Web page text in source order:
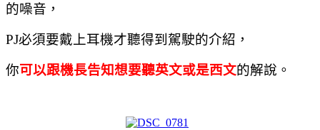
的噪音，
PJ必須要戴上耳機才聽得到駕駛的介紹，
你可以跟機長告知想要聽英文或是西文的解說。